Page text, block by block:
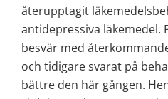
återupptagit
antidepressiva läkemedel.
besvär med
och tidigare svarat på
bättre den här gången.